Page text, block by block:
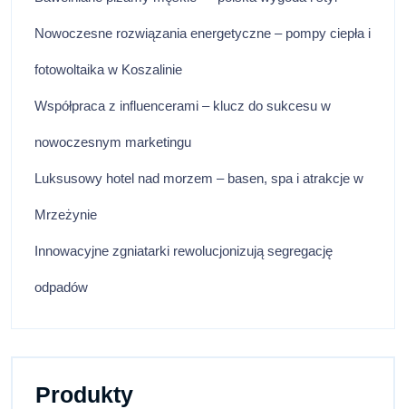
Nowoczesne rozwiązania energetyczne – pompy ciepła i
fotowoltaika w Koszalinie
Współpraca z influencerami – klucz do sukcesu w
nowoczesnym marketingu
Luksusowy hotel nad morzem – basen, spa i atrakcje w
Mrzeżynie
Innowacyjne zgniatarki rewolucjonizują segregację
odpadów
Produkty